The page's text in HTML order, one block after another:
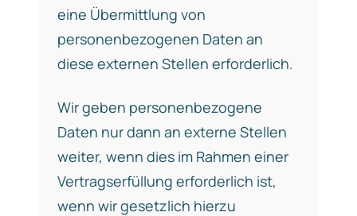
eine Übermittlung von
personenbezogenen Daten an
diese externen Stellen erforderlich.
Wir geben personenbezogene
Daten nur dann an externe Stellen
weiter, wenn dies im Rahmen einer
Vertragserfüllung erforderlich ist,
wenn wir gesetzlich hierzu